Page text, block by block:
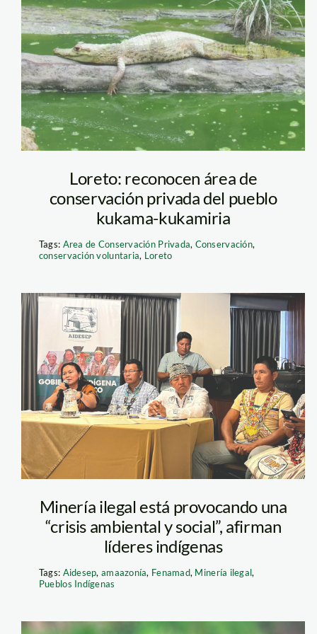
york
Loreto: reconocen área de
conservación privada del pueblo
kukama-kukamiria
Tags: Area de Conservación Privada, Conservación,
conservación voluntaria, Loreto
aidesep-contra-
mineria-ilegal—
jaime-tranca—
actualidad-
ambiental
Minería ilegal está provocando una
“crisis ambiental y social”, afirman
líderes indígenas
Tags: Aidesep, amaazonía, Fenamad, Minería ilegal,
Pueblos Indígenas
Esta vasta
paisajística hace de
turístico único en el
naturaleza. Foto: